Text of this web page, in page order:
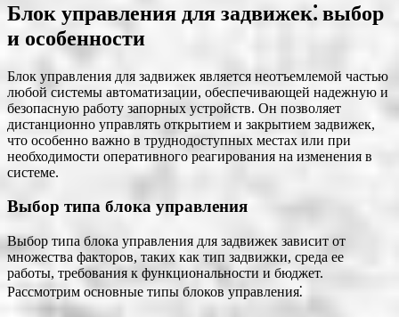
Блок управления для задвижек⁚ выбор
и особенности
Блок управления для задвижек является неотъемлемой частью
любой системы автоматизации, обеспечивающей надежную и
безопасную работу запорных устройств. Он позволяет
дистанционно управлять открытием и закрытием задвижек,
что особенно важно в труднодоступных местах или при
необходимости оперативного реагирования на изменения в
системе.
Выбор типа блока управления
Выбор типа блока управления для задвижек зависит от
множества факторов, таких как тип задвижки, среда ее
работы, требования к функциональности и бюджет.
Рассмотрим основные типы блоков управления⁚